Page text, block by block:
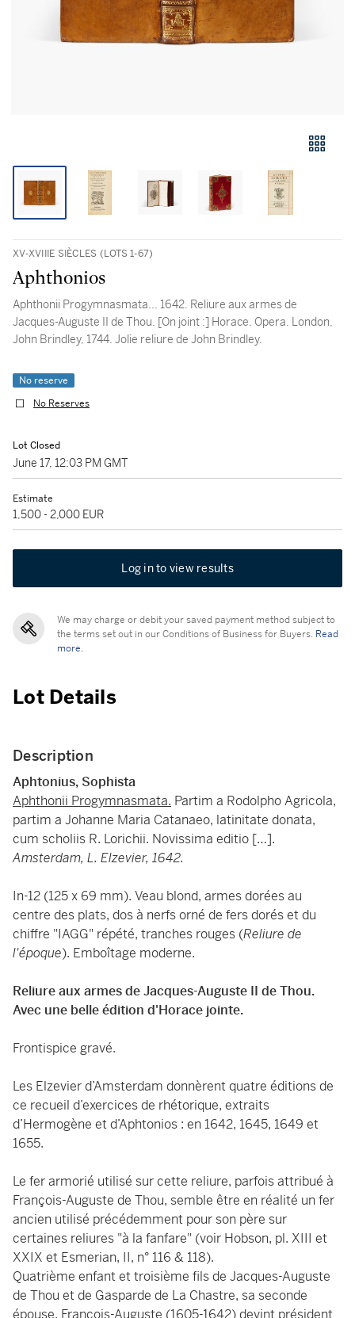
XV-XVIIIE SIÈCLES (LOTS 1-67)
Aphthonios
Aphthonii Progymnasmata... 1642. Reliure aux armes de
Jacques-Auguste II de Thou. [On joint :] Horace. Opera. London,
John Brindley, 1744. Jolie reliure de John Brindley.
No reserve
No Reserves
Lot Closed
June 17, 12:03 PM GMT
Estimate
1,500 - 2,000 EUR
Log in to view results
We may charge or debit your saved payment method subject to
the terms set out in our Conditions of Business for Buyers. Read
more.
Lot Details
Description
Aphtonius, Sophista
Aphthonii Progymnasmata. Partim a Rodolpho Agricola,
partim a Johanne Maria Catanaeo, latinitate donata,
cum scholiis R. Lorichii. Novissima editio […].
Amsterdam, L. Elzevier, 1642.
In-12 (125 x 69 mm). Veau blond, armes dorées au
centre des plats, dos à nerfs orné de fers dorés et du
chiffre "IAGG" répété, tranches rouges (Reliure de
l'époque). Emboîtage moderne.
Reliure aux armes de Jacques-Auguste II de Thou.
Avec une belle édition d'Horace jointe.
Frontispice gravé.
Les Elzevier d’Amsterdam donnèrent quatre éditions de
ce recueil d’exercices de rhétorique, extraits
d’Hermogène et d’Aphtonios : en 1642, 1645, 1649 et
1655.
Le fer armorié utilisé sur cette reliure, parfois attribué à
François-Auguste de Thou, semble être en réalité un fer
ancien utilisé précédemment pour son père sur
certaines reliures "à la fanfare" (voir Hobson, pl. XIII et
XXIX et Esmerian, II, n° 116 & 118).
Quatrième enfant et troisième fils de Jacques-Auguste
de Thou et de Gasparde de La Chastre, sa seconde
épouse, François-Auguste (1605-1642) devint président